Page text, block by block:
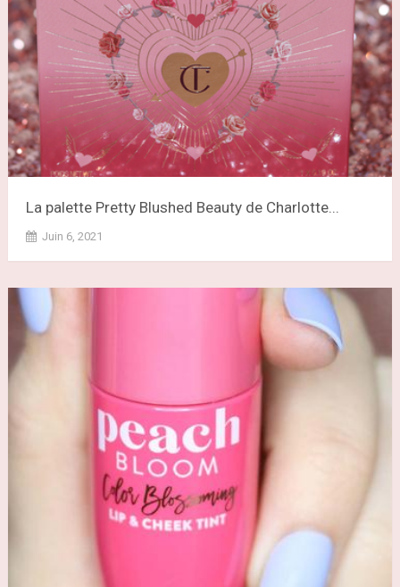
La palette Pretty Blushed Beauty de Charlotte...
Juin 6, 2021